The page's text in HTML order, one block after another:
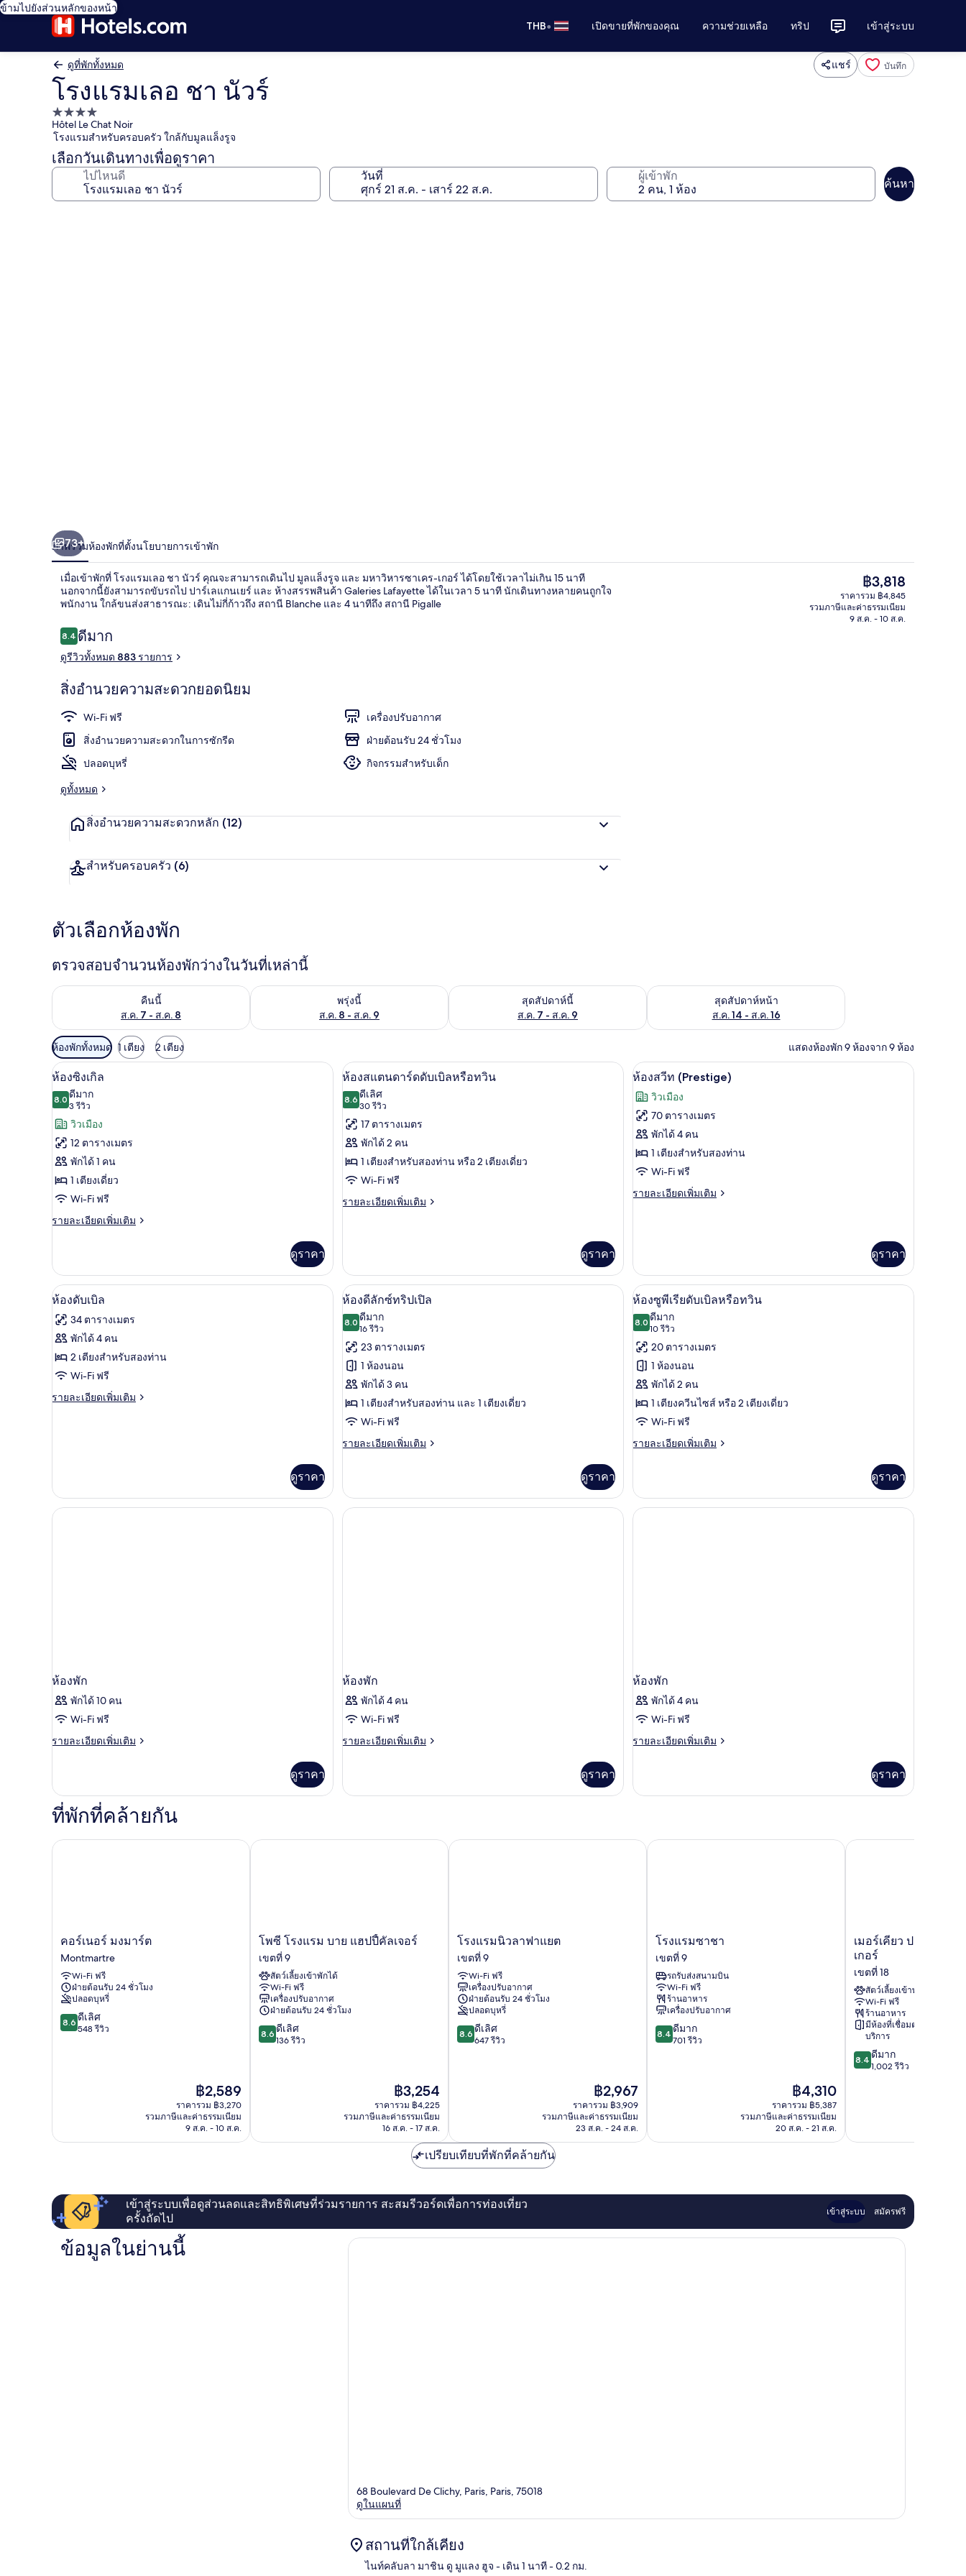
ข้ามไปยังส่วนหลักของหน้า
THB• เปิดขายที่พักของคุณ ความช่วยเหลือ ทริป เข้าสู่ระบบ
ดูที่พักทั้งหมด แชร์ บันทึก
โรงแรมเลอ ชา นัวร์
ที่พัก
4.0
ดาว
Hôtel Le Chat Noir
โรงแรมสำหรับครอบครัว ใกล้กับมูลแล็งรูจ
เลือกวันเดินทางเพื่อดูราคา
ไปไหนดี วันที่ ผู้เข้าพัก
ค้นหา
ห้องสวีท (Prestige) | ตู้นิรภัยในห้องพัก, โต๊ะทำงาน, ห้องเก็บเสียง, เตารีด/โต๊ะรีดผ้า
ห้องสวีท (Prestige) | บริการอาหารในห้
73+
ภาพรวมห้องพักที่ตั้งนโยบายการเข้าพัก
เมื่อเข้าพักที่ โรงแรมเลอ ชา นัวร์ คุณจะสามารถเดินไป มูลแล็งรูจ และ มหาวิหารซาเคร-เกอร์ ได้โดยใช้เวลาไม่เกิน 15 นาที
นอกจากนี้ยังสามารถขับรถไป ปาร์เลแกนเยร์ และ ห้างสรรพสินค้า Galeries Lafayette ได้ในเวลา 5 นาที นักเดินทางหลายคนถูกใจ
พนักงาน ใกล้ขนส่งสาธารณะ: เดินไม่กี่ก้าวถึง สถานี Blanche และ 4 นาทีถึง สถานี Pigalle
รีวิว
8.48.4 จาก 10
ดีมาก
ดูรีวิวทั้งหมด 883 รายการ
สิ่งอำนวยความสะดวกยอดนิยม
Wi-Fi ฟรี
เครื่องปรับอากาศ
สิ่งอำนวยความสะดวกในการซักรีด
ฝ่ายต้อนรับ 24 ชั่วโมง
ปลอดบุหรี่
กิจกรรมสำหรับเด็ก
ดูทั้งหมด
สิ่งอำนวยความสะดวกหลัก (12)
สำหรับครอบครัว (6)
ราคา
ปัจจุบัน
฿3,818
฿3,818
ราคารวม ฿4,845
รวมภาษีและค่าธรรมเนียม
9 ส.ค. - 10 ส.ค.
ตัวเลือกห้องพัก
ตรวจสอบจำนวนห้องพักว่างในวันที่เหล่านี้
คืนนี้
ส.ค. 7 - ส.ค. 8
ตรวจสอบจำนวนห้องพักว่างในคืนนี้ ส.ค. 7 - ส.ค. 8
พรุ่งนี้
ส.ค. 8 - ส.ค. 9
ตรวจสอบจำนวนห้องพักว่างในพรุ่งนี้ ส.ค. 8 - ส.ค. 9
สุดสัปดาห์นี้
ส.ค. 7 - ส.ค. 9
ตรวจสอบจำนวนห้องพักว่างในสุดสัปดาห์นี้ ส.ค. 7 - ส.ค. 9สุดสัปดาห์หน้า
ส.ค. 14 - ส.ค. 16
ตรวจสอบจำนวนห้องพักว่างในสุดสัปดาห์หน้า ส.ค. 14 - ส.ค. 16
ตัว
กรอง
ที่
มี
ให้
สำหรับ
ห้อง
พัก
ห้องพักทั้งหมด 1 เตียง 2 เตียง แสดงห้องพัก 9 ห้องจาก 9 ห้อง
เปิด
ภาพถ่าย
ทั้งหมด
ของ
ห้อง
ซิงเกิล
ตู้นิรภัยในห้องพัก, โต๊ะทำงาน, ห้องเก็บเสียง, เตารีด/โต๊ะรีดผ้า
5
ห้องซิงเกิล
8.08.0 จาก 10
ดีมาก
3 รีวิว
(3
รีวิว)
วิวเมือง
12 ตารางเมตร
พักได้ 1 คน
1 เตียงเดี่ยว
Wi-Fi ฟรี
รายละเอียดเพิ่มเติม
ราย
เกี่ยว
กับ
ห้อง
ดูราคา
เปิด
ภาพถ่าย
ทั้งหมด
ของ
ห้อง
สแตนดาร์ด
ดับเบิล
ตู้นิรภัยในห้องพัก, โต๊ะทำงาน, ห้องเก็บเสียง, เตารีด/โต๊ะรีดผ้า
12
ห้องสแตนดาร์ดดับเบิลหรือทวิน
8.68.6 จาก 10
ดีเลิศ
30 รีวิว
(30
รีวิว)
17 ตารางเมตร
พักได้ 2 คน
1 เตียงสำหรับสองท่าน หรือ 2 เตียงเดี่ยว
Wi-Fi ฟรี
รายละเอียดเพิ่มเติม
ราย
กับ
ห้อง
สแตนดาร์ด
ดับเบิล
หรือ
ทวิ
น
ดูราคา
เปิด
ภาพถ่าย
ทั้งหมด
ของ
ห้อง
สวีท
(Prestige)
ห้องสวีท (Prestige) | บริการอาหารในห้องพัก
18
ห้องสวีท (Prestige)
วิวเมือง
70 ตารางเมตร
พักได้ 4 คน
1 เตียงสำหรับสองท่าน
Wi-Fi ฟรี
รายละเอียดเพิ่มเติม
ราย
ห้อง
สวี
ท
(Prestige)
ดูราคา
เปิด
ภาพถ่าย
ทั้งหมด
ของ
ห้อง
ดับเบิล
ตู้นิรภัยในห้องพัก, โต๊ะทำงาน, ห้องเก็บเสียง, เตารีด/โต๊ะรีดผ้า
12
ห้องดับเบิล
34 ตารางเมตร
พักได้ 4 คน
2 เตียงสำหรับสองท่าน
Wi-Fi ฟรี
รายละเอียดเพิ่มเติม
ราย
ดับเบิล
ดูราคา
เปิด
ภาพถ่าย
ทั้งหมด
ของ
ห้อง
ดี
ลัก
ซ์
ห้องดีลักซ์ทริปเปิล | ตู้นิรภัยในห้องพัก, โต๊ะทำงาน, ห้องเก็บเสียง, เตารีด/โต๊ะรีดผ้า
6
ห้องดีลักซ์ทริปเปิล
8.08.0 จาก 10
ดีมาก
16 รีวิว
(16
รีวิว)
23 ตารางเมตร
1 ห้องนอน
พักได้ 3 คน
1 เตียงสำหรับสองท่าน และ 1 เตียงเดี่ยว
Wi-Fi ฟรี
รายละเอียดเพิ่มเติม
ราย
เกี่ยว
กับ
ห้อง
ดูราคา
เปิด
ภาพถ่าย
ทั้งหมด
ของ
ห้อง
ซู
พี
เรียดั
ทวิน
ห้องซูพีเรียดับเบิลหรือทวิน | ตู้นิรภัยในห้องพัก,
6
ห้องซูพีเรียดับเบิลหรือทวิน
8.08.0 จาก 10
ดีมาก
10 รีวิว
(10
รีวิว)
20 ตารางเมตร
1 ห้องนอน
พักได้ 2 คน
1 เตียงควีนไซส์ หรือ 2 เตียงเดี่ยว
Wi-Fi ฟรี
รายละเอียดเพิ่มเติม
ราย
เกี่ยว
กับ
ห้อง
ดูราคา
ห้องพัก
พักได้ 10 คน
Wi-Fi ฟรี
รายละเอียดเพิ่มเติม
ราย
เกี่ยว
กับ
ห้อง
ดูราคา
ห้องพัก
พักได้ 4 คน
Wi-Fi ฟรี
รายละเอียดเพิ่มเติม
ราย
เกี่ยว
ดูราคา
ห้องพัก
พักได้ 4 คน
Wi-Fi ฟรี
รายละเอียดเพิ่มเติม
ราย
เกี่ยว
ดูราคา
ที่พักที่คล้ายกัน
คอร์
เนอ
ร์
ม
งมาร์ต
Montmartre
คอร์เนอร์ มงมาร์ต
Montmartre
Wi-Fi ฟรี
ฝ่ายต้อนรับ 24 ชั่วโมง
ปลอดบุหรี่
8.6
จาก
8.6 ดีเลิศ
548 รีวิว
ราคา
ปัจจุบัน
คือ
฿2,589
฿2,589
ราคารวม ฿3,270
รวมภาษีและค่าธรรมเนียม
9 ส.ค. - 10 ส.ค.
คอร์เนอร์ มงมาร์ต
โพซี
โรงแรม
บาย
แฮปปี้
คัล
เจอร์
เขต
ที่
9
โพซี โรงแรม บาย แฮปปี้คัลเจอร์
เขตที่ 9
สัตว์เลี้ยงเข้าพักได้
Wi-Fi ฟรี
เครื่องปรับอากาศ
ฝ่ายต้อนรับ 24 ชั่วโมง
8.6
จาก
8.6 ดีเลิศ
136 รีวิว
ราคา
ปัจจุบัน
คือ
฿3,254
฿3,254
ราคารวม ฿4,225
รวมภาษีและค่าธรรมเนียม
16 ส.ค. - 17 ส.ค.
โพซี โรงแรม บาย แฮปปี้คัลเจอร์
โรง
มนิว
ลา
ฟาแยต
เขต
ที่
9
โรงแรมนิวลาฟาแยต
เขตที่ 9
Wi-Fi ฟรี
เครื่องปรับอากาศ
ฝ่ายต้อนรับ 24 ชั่วโมง
ปลอดบุหรี่
8.6
จาก
8.6 ดีเลิศ
647 รีวิว
ราคา
ปัจจุบัน
คือ
฿2,967
฿2,967
ราคารวม ฿3,909
รวมภาษีและค่าธรรมเนียม
23 ส.ค. - 24 ส.ค.
โรงแรมนิวลาฟาแยต
โรงแรม
ซาชา
เขต
ที่
9
โรงแรมซาชา
เขตที่ 9
รถรับส่งสนามบิน
Wi-Fi ฟรี
ร้านอาหาร
เครื่องปรับอากาศ
8.4
จาก
8.4 ดีมาก
701 รีวิว
ราคา
ปัจจุบัน
คือ
฿4,310
฿4,310
ราคารวม ฿5,387
รวมภาษีและค่าธรรมเนียม
20 ส.ค. - 21 ส.ค.
โรงแรมซาชา
เม
อร์
ปารีส
มงต์
มาตร์
ซา
เคร
เกอร์
เขต
ที่
เมอร์เคียว ปารีส มงต์
เกอร์
เขตที่ 18
สัตว์เลี้ยงเข้าพักได้
Wi-Fi ฟรี
ร้านอาหาร
มีห้องที่เชื่อมต่อกันให้
บริการ
8.4
จาก
8.4 ดีมาก
1,002 รีวิว
เมอร์เคียว ปารีส มงต์มา
เปรียบเทียบที่พักที่คล้ายกัน
เข้าสู่ระบบเพื่อดูส่วนลดและสิทธิพิเศษที่ร่วมรายการ สะสมรีวอร์ดเพื่อการท่องเที่ยว
ครั้งถัดไป
เข้าสู่ระบบ สมัครฟรี
ข้อมูลในย่านนี้
68 Boulevard De Clichy, Paris, Paris, 75018
ดูในแผนที่
สถานที่ใกล้เคียง
ไนท์คลับลา มาชิน ดู มูแลง ฮูจ - เดิน 1 นาที- 0.2 กม.